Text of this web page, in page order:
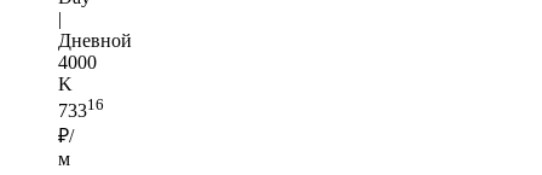
|
Дневной
4000
K
73316
₽/
м